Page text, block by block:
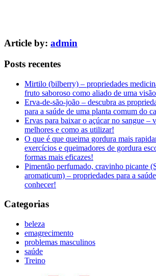
Article by: admin
Posts recentes
Mirtilo (bilberry) – propriedades
fruto saboroso como aliado de uma
Erva-de-são-joão – descubra as
para a saúde de uma planta comum do
Ervas para baixar o açúcar no sangue –
melhores e como as utilizar!
O que é que queima gordura mais
exercícios e queimadores de gordura
formas mais eficazes!
Pimentão perfumado, cravinho picante
aromaticum) – propriedades para a
conhecer!
Categorias
beleza
emagrecimento
problemas masculinos
saúde
Treino